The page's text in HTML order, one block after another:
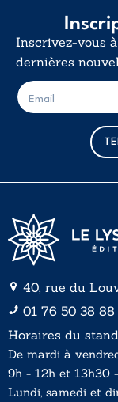
Inscrivez-vous
dernières
E
-
m
40, rue du
01 76 50 38 88
Horaires du
De mardi à
9h - 12h et 13h30
Lundi, samedi et